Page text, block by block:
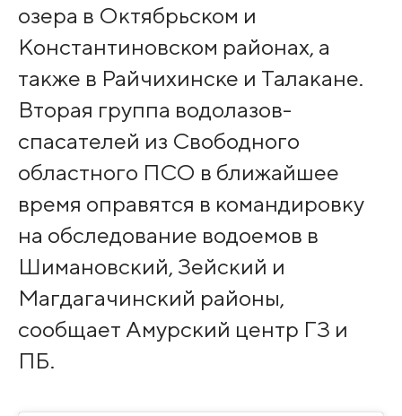
озера в Октябрьском и
Константиновском районах, а
также в Райчихинске и Талакане.
Вторая группа водолазов-
спасателей из Свободного
областного ПСО в ближайшее
время оправятся в командировку
на обследование водоемов в
Шимановский, Зейский и
Магдагачинский районы,
сообщает Амурский центр ГЗ и
ПБ.